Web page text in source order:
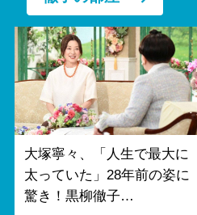
大塚寧々、「人生で最大に
太っていた」28年前の姿に
驚き！黒柳徹子…